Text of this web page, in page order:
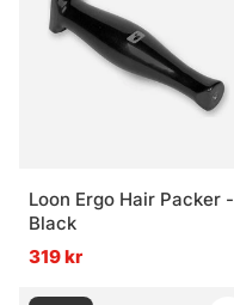
Loon Ergo Hair Packer -
Black
319 kr